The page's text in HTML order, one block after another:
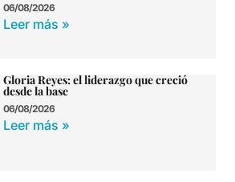
06/08/2026
Leer más »
Gloria Reyes: el liderazgo que creció
desde la base
06/08/2026
Leer más »